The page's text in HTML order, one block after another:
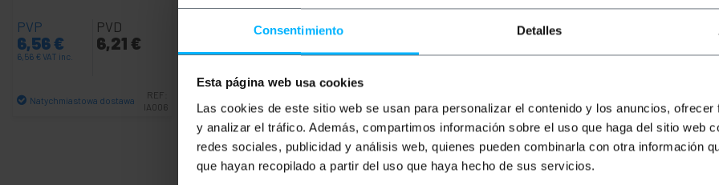
Consentimiento Detalles
Esta página web usa cookies
Las cookies de este sitio web se usan para personalizar el contenido y los anuncios,
y analizar el tráfico. Además, compartimos información sobre el uso que haga del sitio web
redes sociales, publicidad y análisis web, quienes pueden combinarla con otra información
que hayan recopilado a partir del uso que haya hecho de sus servicios.
PVP
6,56€
6,56 €VAT inc.
PVD
6,21 €
Natychmiastowa dostawa
REF:
IA006
10,68€VAT inc.
PVD
HG006
Ilość
0,88€VAT inc.
RL052
Ilość
PVP
10,82€VAT inc.
RM060
Ilość